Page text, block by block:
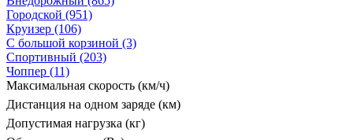
Городской (951)
Круизер (106)
С большой корзиной (3)
Спортивный (203)
Чоппер (11)
Максимальная скорость (км/ч)
Дистанция на одном заряде (км)
Допустимая нагрузка (кг)